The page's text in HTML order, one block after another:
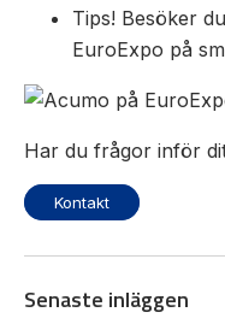
Tips! Besöker
EuroExpo på
Har du frågor inför
Kontakt
Senaste inläggen